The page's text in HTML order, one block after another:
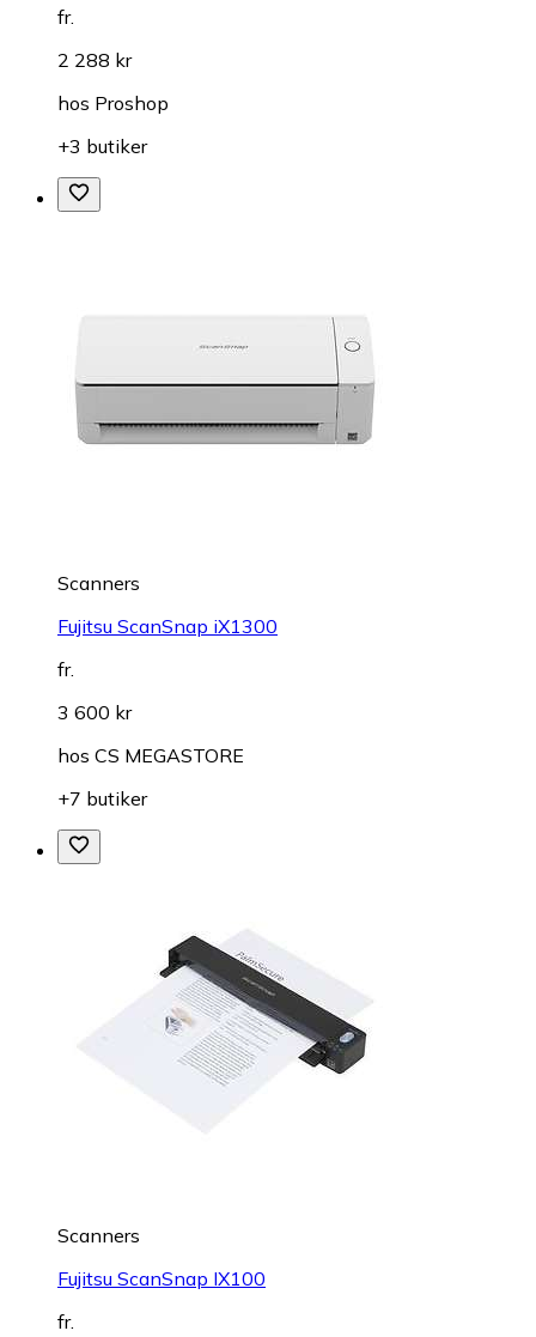
fr.
2 288 kr
hos Proshop
+3 butiker
Scanners
Fujitsu ScanSnap iX1300
fr.
3 600 kr
hos CS MEGASTORE
+7 butiker
Scanners
Fujitsu ScanSnap IX100
fr.